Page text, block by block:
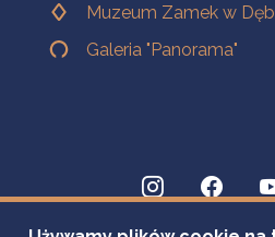
Muzeum Zamek w
Galeria "Panorama"